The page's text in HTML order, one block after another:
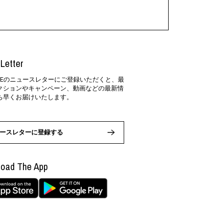
のニュースレターにご登録いただくと、最
ションやキャンペーン、動画などの最新情
くお届けいたします。
スレターに登録する
The App